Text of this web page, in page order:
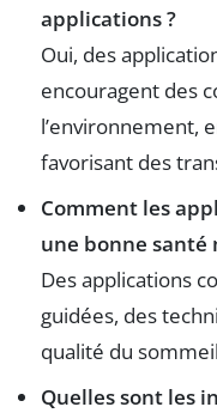
applications ?
Oui, des
encouragent des
l’environnement,
favorisant des
Comment les
une bonne santé
Des applications
guidées, des
qualité du
Quelles sont les